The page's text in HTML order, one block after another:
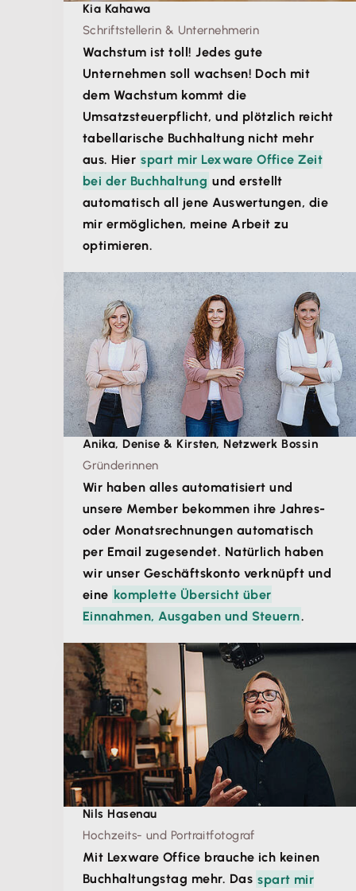
Kia Kahawa
Schriftstellerin & Unternehmerin
Wachstum ist toll! Jedes gute
Unternehmen soll wachsen! Doch mit
dem Wachstum kommt die
Umsatzsteuerpflicht, und plötzlich reicht
tabellarische Buchhaltung nicht mehr
aus. Hier spart mir Lexware Office Zeit
bei der Buchhaltung und erstellt
automatisch all jene Auswertungen, die
mir ermöglichen, meine Arbeit zu
optimieren.
Anika, Denise & Kirsten, Netzwerk Bossin
Gründerinnen
Wir haben alles automatisiert und
unsere Member bekommen ihre Jahres-
oder Monatsrechnungen automatisch
per Email zugesendet. Natürlich haben
wir unser Geschäftskonto verknüpft und
eine komplette Übersicht über
Einnahmen, Ausgaben und Steuern.
Nils Hasenau
Hochzeits- und Portraitfotograf
Mit Lexware Office brauche ich keinen
Buchhaltungstag mehr. Das spart mir